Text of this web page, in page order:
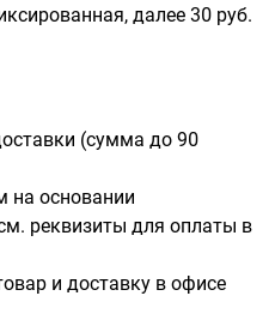
далее 30 руб.
(сумма до 90
на основании
реквизиты для оплаты в
и доставку в офисе
заказа:
1500 1600